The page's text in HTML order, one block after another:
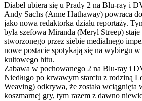
Diabeł ubiera się u Prady 2 na Blu-ray i
Andy Sachs (Anne Hathaway) powraca
jako nowa redaktorka działu reportaży.
była szefowa Miranda (Meryl Streep)
stworzonego przez siebie medialnego
nowe postacie spotykają się na wybiegu
kultowego hitu.
Zabawa w pochowanego 2 na Blu-ray i
Niedługo po krwawym starciu z rodziną
Weaving) odkrywa, że została wciągnięta
koszmarnej gry, tym razem z dawno